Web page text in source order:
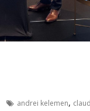
andrei kelemen,